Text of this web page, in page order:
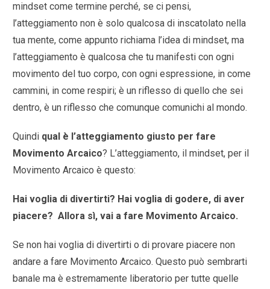
mindset come termine perché, se ci pensi,
l’atteggiamento non è solo qualcosa di inscatolato nella
tua mente, come appunto richiama l’idea di mindset, ma
l’atteggiamento è qualcosa che tu manifesti con ogni
movimento del tuo corpo, con ogni espressione, in come
cammini, in come respiri; è un riflesso di quello che sei
dentro, è un riflesso che comunque comunichi al mondo.
Quindi qual è l’atteggiamento giusto per fare
Movimento Arcaico? L’atteggiamento, il mindset, per il
Movimento Arcaico è questo:
Hai voglia di divertirti? Hai voglia di godere, di aver
piacere? Allora sì, vai a fare Movimento Arcaico.
Se non hai voglia di divertirti o di provare piacere non
andare a fare Movimento Arcaico. Questo può sembrarti
banale ma è estremamente liberatorio per tutte quelle